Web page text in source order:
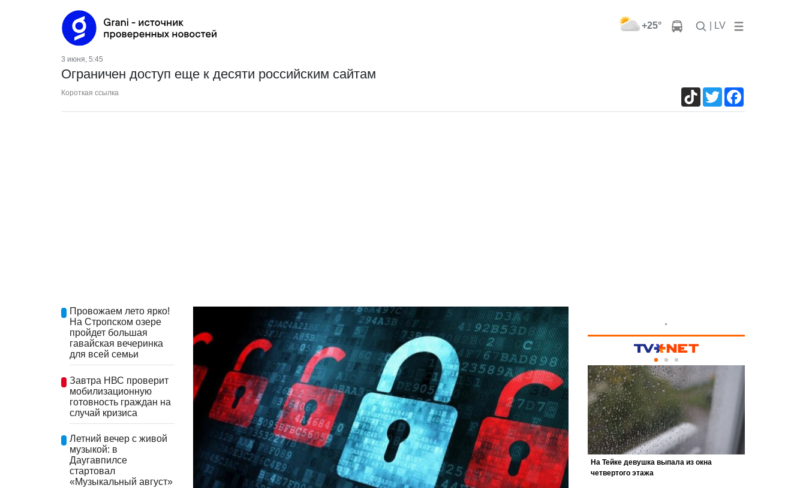
+25° | LV
3 июня, 5:45
Ограничен доступ еще к десяти российским сайтам
Короткая ссылка TikTokTwitter
Провожаем лето ярко!
На Стропском озере
пройдет большая
гавайская вечеринка
для всей семьи
Завтра НВС проверит
мобилизационную
готовность граждан на
случай кризиса
Летний вечер с живой
музыкой: в
Даугавпилсе
стартовал
«Музыкальный август»
'